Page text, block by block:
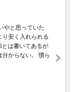
やと思っていた
り安く入れられる
とは書いてあるが
からない。 慣ら